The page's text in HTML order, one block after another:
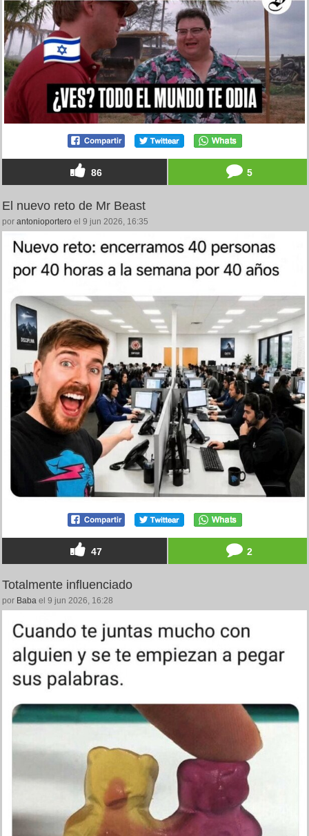
86 5
El nuevo reto de Mr Beast
por antonioportero el 9 jun 2026, 16:35
47 2
Totalmente influenciado
por Baba el 9 jun 2026, 16:28